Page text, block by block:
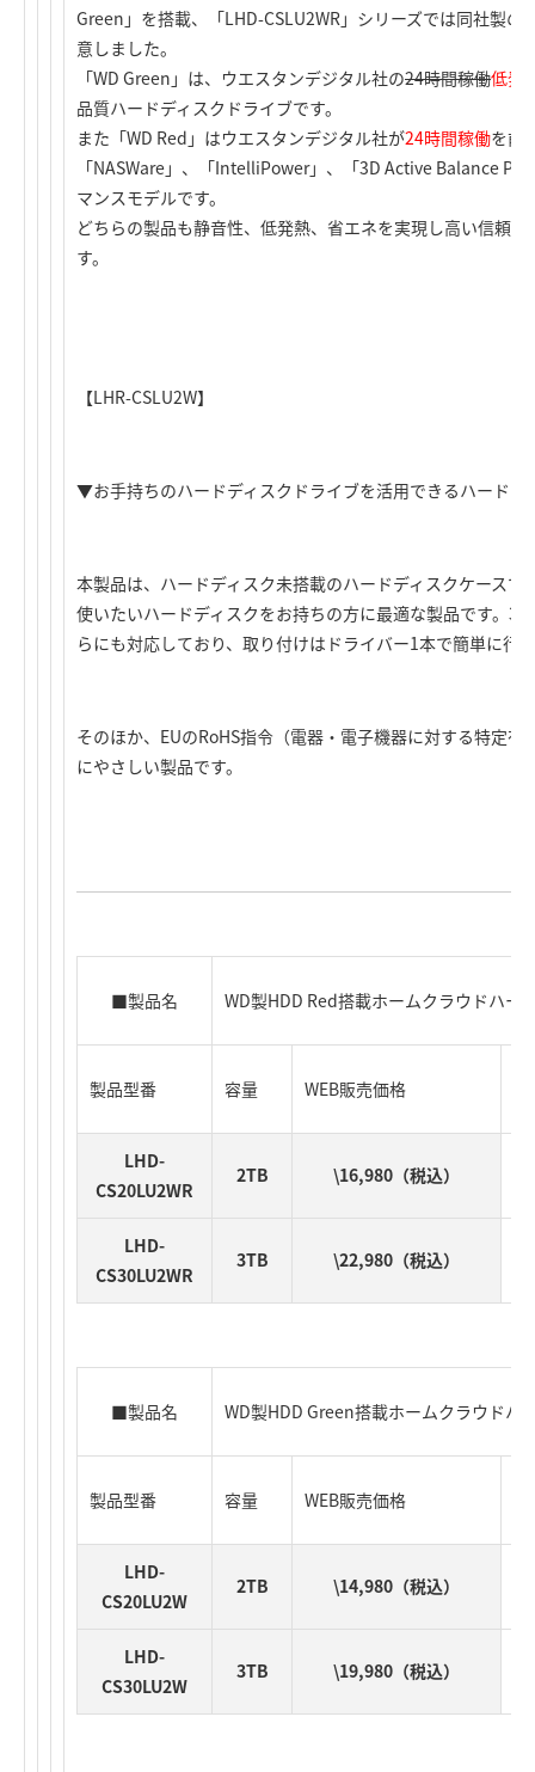
Green」を搭載、「LHD-CSLU2WR」シリーズでは同社製の
意しました。
「WD Green」は、ウエスタンデジタル社の24時間稼働低発
品質ハードディスクドライブです。
また「WD Red」はウエスタンデジタル社が24時間稼働を前
「NASWare」、「IntelliPower」、「3D Active Balance
マンスモデルです。
どちらの製品も静音性、低発熱、省エネを実現し高い信頼
す。
【LHR-CSLU2W】
▼お手持ちのハードディスクドライブを活用できるハードデ
本製品は、ハードディスク未搭載のハードディスクケースで
使いたいハードディスクをお持ちの方に最適な製品です。
らにも対応しており、取り付けはドライバー1本で簡単に行
そのほか、EUのRoHS指令（電器・電子機器に対する特定
にやさしい製品です。
■製品名 WD製HDD Red搭載ホームクラウドハー
製品型番 容量 WEB販売価格
LHD-
CS20LU2WR
2TB \16,980（税込）
LHD-
CS30LU2WR
3TB \22,980（税込）
■製品名 WD製HDD Green搭載ホームクラウドハ
製品型番 容量 WEB販売価格
LHD-
CS20LU2W
2TB \14,980（税込）
LHD-
CS30LU2W
3TB \19,980（税込）